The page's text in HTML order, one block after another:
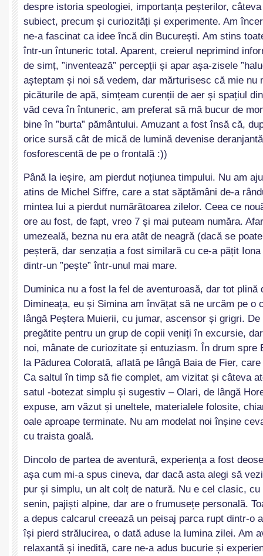
despre istoria speologiei, importanța peșterilor,
subiect, precum și curiozități și experimente. Am
ne-a fascinat ca idee încă din București. Am stins
într-un întuneric total. Aparent, creierul neprimind
de simț, ”inventează” percepții și apar așa-zisele
așteptam și noi să vedem, dar mărturisesc că mie nu
picăturile de apă, simțeam curenții de aer și spațiul
văd ceva în întuneric, am preferat să mă bucur de
bine în ”burta” pământului. Amuzant a fost însă că,
orice sursă cât de mică de lumină devenise
fosforescentă de pe o frontală :))
Până la ieșire, am pierdut noțiunea timpului. Nu am
atins de Michel Siffre, care a stat săptămâni de-a
mintea lui a pierdut numărătoarea zilelor. Ceea ce
ore au fost, de fapt, vreo 7 și mai puteam număra.
umezeală, bezna nu era atât de neagră (dacă se
peșteră, dar senzația a fost similară cu ce-a pățit
dintr-un ”pește” într-unul mai mare.
Duminica nu a fost la fel de aventuroasă, dar tot plină
Dimineața, eu și Simina am învățat să ne urcăm pe o
lângă Peștera Muierii, cu jumar, ascensor și grigri. De
pregătite pentru un grup de copii veniți în excursie,
noi, mânate de curiozitate și entuziasm. În drum spre
la Pădurea Colorată, aflată pe lângă Baia de Fier,
Ca saltul în timp să fie complet, am vizitat și câteva
satul -botezat simplu și sugestiv – Olari, de lângă
expuse, am văzut și uneltele, materialele folosite,
oale aproape terminate. Nu am modelat noi înșine
cu traista goală.
Dincolo de partea de aventură, experiența a fost
așa cum mi-a spus cineva, dar dacă asta alegi să
pur și simplu, un alt colț de natură. Nu e cel clasic,
senin, pajiști alpine, dar are o frumusețe personală.
a depus calcarul creează un peisaj parca rupt dintr-o
își pierd strălucirea, o dată aduse la lumina zilei. Am
relaxantă și inedită, care ne-a adus bucurie și